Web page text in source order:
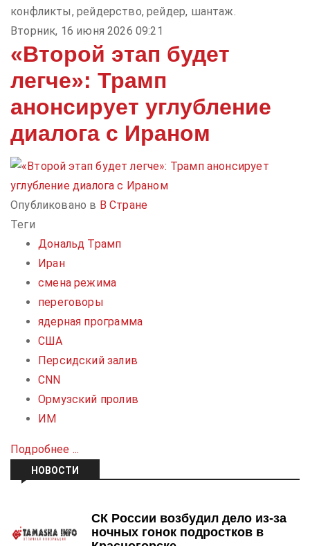
конфликты, рейдерство, рейдер, шантаж.
Вторник, 16 июня 2026 09:21
«Второй этап будет
легче»: Трамп
анонсирует углубление
диалога с Ираном
Опубликовано в В Стране
Теги
Дональд Трамп
Иран
смена режима
переговоры
ядерная программа
США
Персидский залив
CNN
Ормузский пролив
ИМ
Подробнее ...
НОВОСТИ
СК России возбудил дело из-за
ночных гонок подростков в